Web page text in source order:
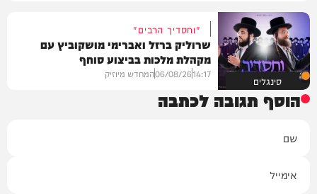
סינגלים
"וחסדיך הרבים"
שרוליק ברזל ואברימי מושקוביץ עם
מקהלת מלכות בביצוע סוחף
14:17
06/08/26המחדש מיוזיק
הוסף תגובה לכתבה